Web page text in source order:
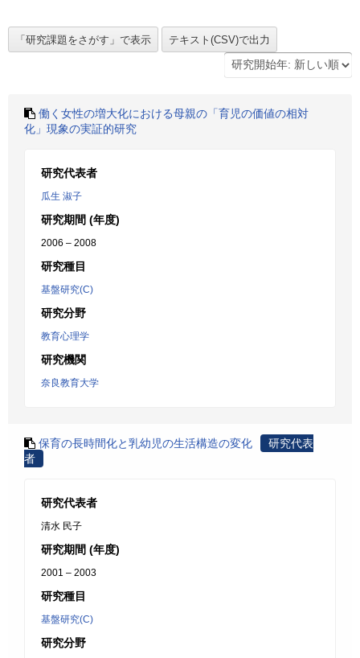
働く女性の増大化における母親の「育児の価値の相対
化」現象の実証的研究
研究代表者
瓜生 淑子
研究期間 (年度)
2006 – 2008
研究種目
基盤研究(C)
研究分野
教育心理学
研究機関
奈良教育大学
保育の長時間化と乳幼児の生活構造の変化
研究代表
者
研究代表者
清水 民子
研究期間 (年度)
2001 – 2003
研究種目
基盤研究(C)
研究分野